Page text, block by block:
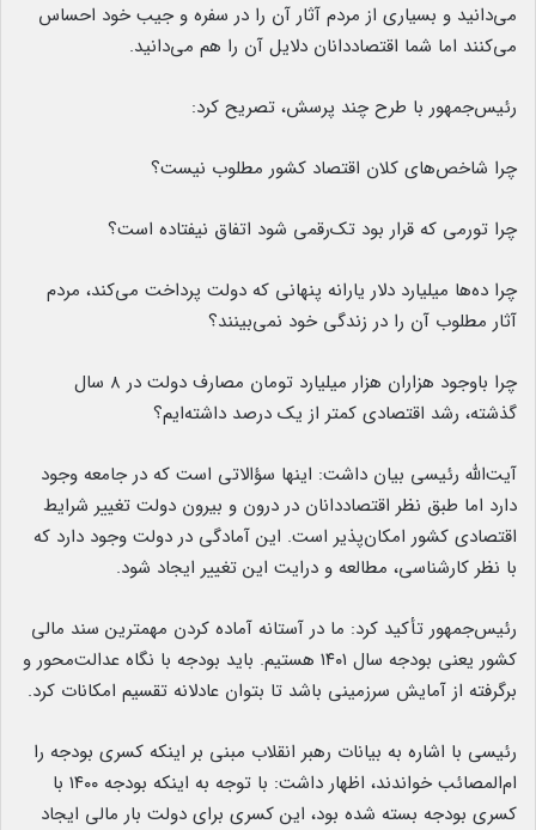
می‌دانید و بسیاری از مردم آثار آن را در سفره و جیب خود احساس
می‌کنند اما شما اقتصاددانان دلایل آن را هم می‌دانید.
رئیس‌جمهور با طرح چند پرسش، تصریح کرد:
چرا شاخص‌های کلان اقتصاد کشور مطلوب نیست؟
چرا تورمی که قرار بود تک‌رقمی شود اتفاق نیفتاده است؟
چرا ده‌ها میلیارد دلار یارانه پنهانی که دولت پرداخت می‌کند، مردم
آثار مطلوب آن را در زندگی خود نمی‌بینند؟
چرا باوجود هزاران هزار میلیارد تومان مصارف دولت در ۸ سال
گذشته، رشد اقتصادی کمتر از یک درصد داشته‌ایم؟
آیت‌الله رئیسی بیان داشت: اینها سؤالاتی است که در جامعه وجود
دارد اما طبق نظر اقتصاددانان در درون و بیرون دولت تغییر شرایط
اقتصادی کشور امکان‌پذیر است. این آمادگی در دولت وجود دارد که
با نظر کارشناسی، مطالعه و درایت این تغییر ایجاد شود.
رئیس‌جمهور تأکید کرد: ما در آستانه آماده کردن مهمترین سند مالی
کشور یعنی بودجه سال ۱۴۰۱ هستیم. باید بودجه با نگاه عدالت‌محور و
برگرفته از آمایش سرزمینی باشد تا بتوان عادلانه تقسیم امکانات کرد.
رئیسی با اشاره به بیانات رهبر انقلاب مبنی بر اینکه کسری بودجه را
ام‌المصائب خواندند، اظهار داشت: با توجه به اینکه بودجه ۱۴۰۰ با
کسری بودجه بسته شده بود، این کسری برای دولت بار مالی ایجاد